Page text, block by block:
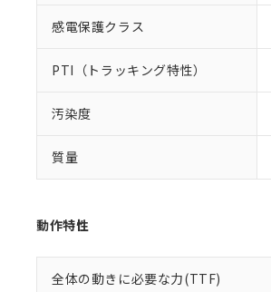
感電保護クラス
PTI（トラッキング特性）
汚染度
質量
動作特性
全体の動きに必要な力(TTF)